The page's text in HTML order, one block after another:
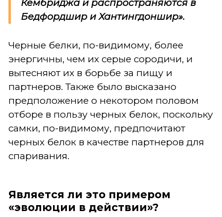
Кембриджа и распространяются в
Бедфордшир и Хантингдоншир».
Черные белки, по-видимому, более
энергичны, чем их серые сородичи, и
вытесняют их в борьбе за пищу и
партнеров. Также было высказано
предположение о некотором половом
отборе в пользу черных белок, поскольку
самки, по-видимому, предпочитают
черных белок в качестве партнеров для
спаривания.
Является ли это примером
«эволюции в действии»?